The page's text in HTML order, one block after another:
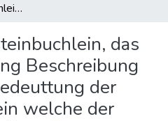
Biblisch Edelgesteinbuchlein, das ist Abcontrafähung Beschreibung und Geistliche Bedeuttung der zwölff Edelgestein welche der Hohepriester im Alten Testament an dem Amptschiltlein seines Hohenpriesterlichen Kleides getragen darein die Namen der zwölff Stämm Israel sind eingegraben gewesen wie Exodi am 28. zu lesen ist : Inn welchen wir allerley Christlicher Lehren Vermanungen unnd Trostes erinnert werden / gestellt durch Iacobum Schopperum, der H. Göttlichen Schrifft D. Prediger und Professor bey der Nürnbergischen hohen Schul zu Altdorff.
das
Beschreibung
der
welche der